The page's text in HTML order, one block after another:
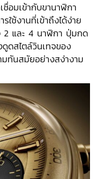
อมเข้ากับขานาฬิกา
ใช้งานที่เข้าถึงได้ง่าย
2 และ 4 นาฬิกา ปุ่มกด
ดูดสไตล์วินเทจของ
ทันสมัยอย่างสง่างาม